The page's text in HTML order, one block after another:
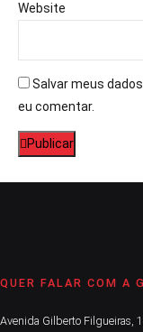
Website
Salvar meus
eu comentar.
Publicar
QUER FALAR COM A
Avenida Gilberto Filgueiras,